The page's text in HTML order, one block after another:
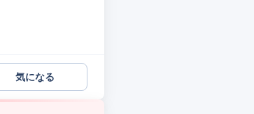
気になる